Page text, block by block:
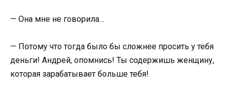
— Она мне не говорила…
— Потому что тогда было бы сложнее просить у тебя
деньги! Андрей, опомнись! Ты содержишь женщину,
которая зарабатывает больше тебя!